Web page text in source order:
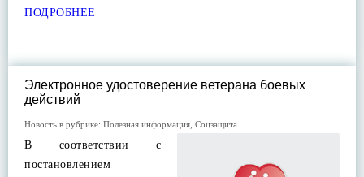
ПОДРОБНЕЕ
Электронное удостоверение ветерана боевых
действий
Новость в рубрике: Полезная информация Соцзащита
В соответствии с
постановлением